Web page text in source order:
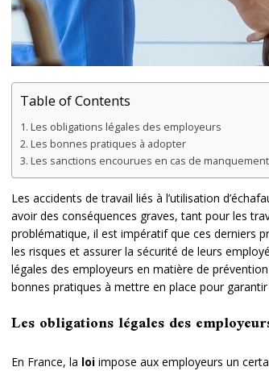
Table of Contents
Les obligations légales des employeurs
Les bonnes pratiques à adopter
Les sanctions encourues en cas de
Les accidents de travail liés à l’utilisation
avoir des conséquences graves, tant pour les
problématique, il est impératif que ces derniers
les risques et assurer la sécurité de leurs
légales des employeurs en matière de
bonnes pratiques à mettre en place pour
Les obligations légales des
En France, la loi impose aux employeurs un